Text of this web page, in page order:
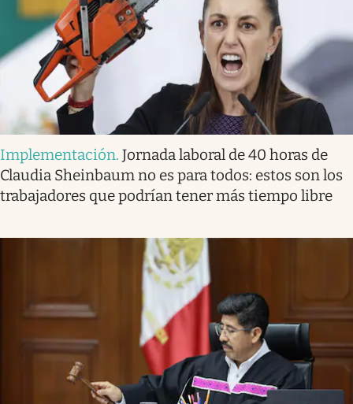
Implementación. Jornada laboral de 40 horas de
Claudia Sheinbaum no es para todos: estos son los
trabajadores que podrían tener más tiempo libre